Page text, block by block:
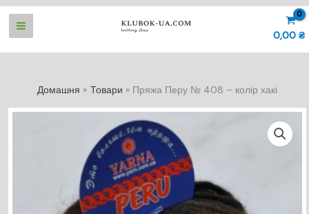
Перейти
0,00 ₴
Домашня Товари Пряжа Перу № 408 – колір хакі